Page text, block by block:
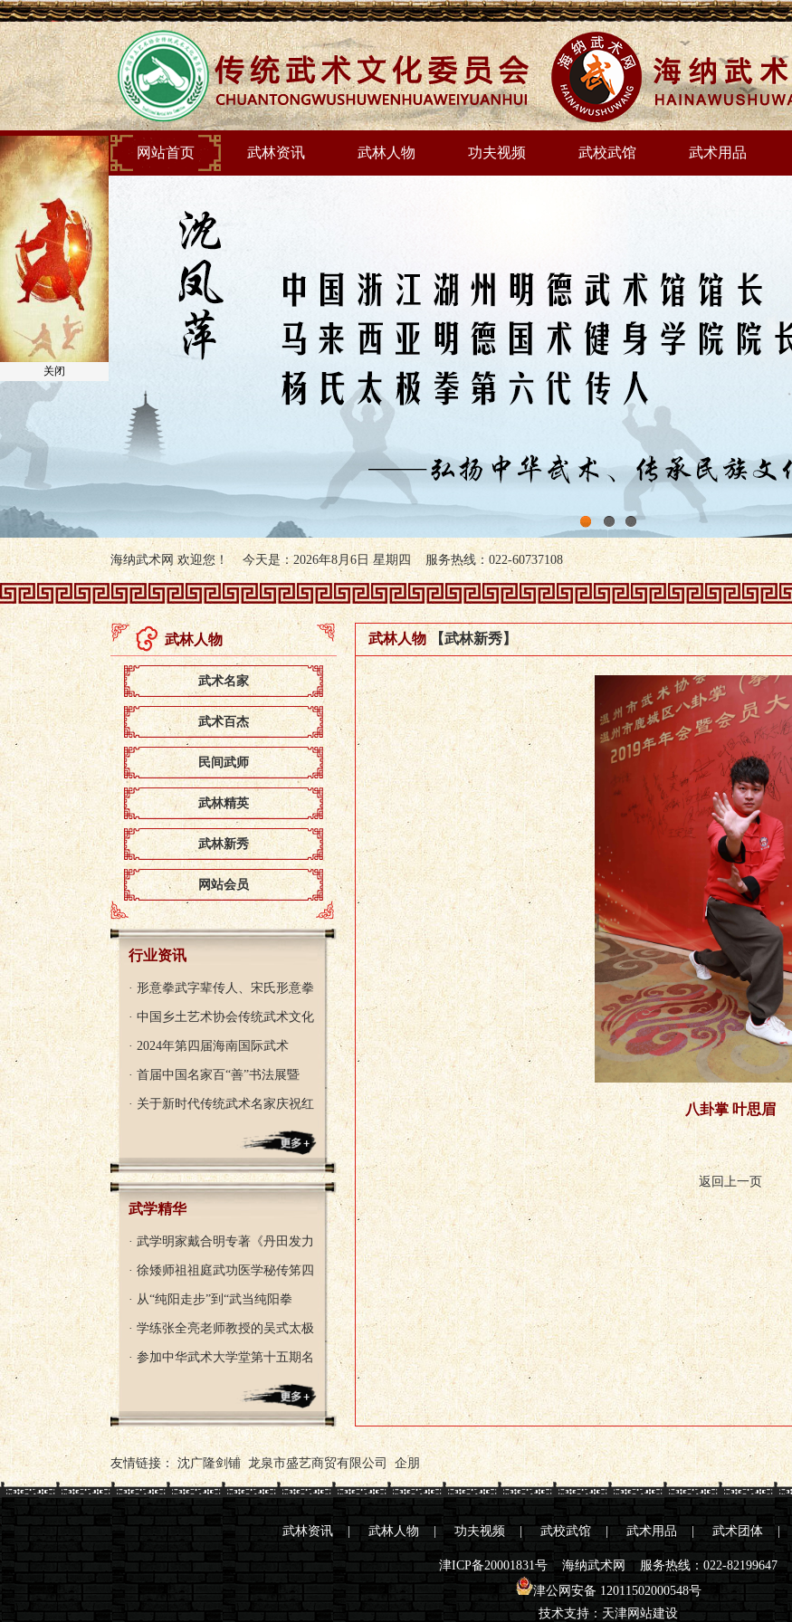
网站首页 武林资讯 武林人物 功夫视频 武校武馆 武术用品
海纳武术网 欢迎您！ 今天是：2026年8月6日 星期四 服务热线：022-60737108
武林人物
武术名家
武术百杰
民间武师
武林精英
武林新秀
网站会员
行业资讯
· 形意拳武字辈传人、宋氏形意拳
· 中国乡土艺术协会传统武术文化
· 2024年第四届海南国际武术
· 首届中国名家百“善”书法展暨
· 关于新时代传统武术名家庆祝红
武学精华
· 武学明家戴合明专著《丹田发力
· 徐矮师祖祖庭武功医学秘传笫四
· 从“纯阳走步”到“武当纯阳拳
· 学练张全亮老师教授的吴式太极
· 参加中华武术大学堂第十五期名
武林人物【武林新秀】
八卦掌 叶思眉
返回上一页
友情链接： 沈广隆剑铺 龙泉市盛艺商贸有限公司 企朋
武林资讯| 武林人物 功夫视频 武校武馆| 武术用品 武术团体|
津ICP备20001831号海纳武术网 服务热线：022-82199647
津公网安备 12011502000548号
技术支持： 天津网站建设
关闭